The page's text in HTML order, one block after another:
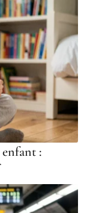
enfant :